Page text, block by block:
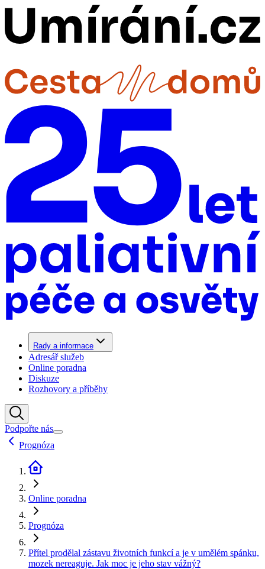
Rady a informace
Adresář služeb
Online poradna
Diskuze
Rozhovory a příběhy
Podpořte nás
Prognóza
Online poradna
Prognóza
Přítel prodělal zástavu životních funkcí a je v umělém spánku,
mozek nereaguje. Jak moc je jeho stav vážný?